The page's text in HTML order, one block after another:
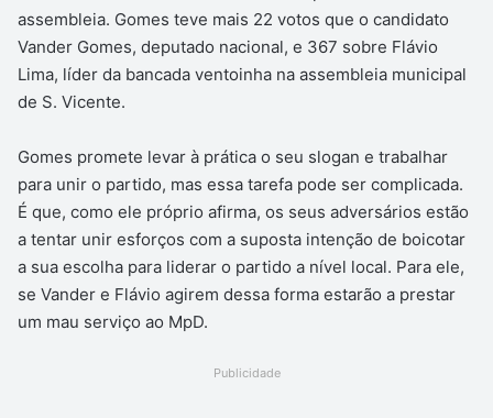
assembleia. Gomes teve mais 22 votos que o candidato
Vander Gomes, deputado nacional, e 367 sobre Flávio
Lima, líder da bancada ventoinha na assembleia municipal
de S. Vicente.
Gomes promete levar à prática o seu slogan e trabalhar
para unir o partido, mas essa tarefa pode ser complicada.
É que, como ele próprio afirma, os seus adversários estão
a tentar unir esforços com a suposta intenção de boicotar
a sua escolha para liderar o partido a nível local. Para ele,
se Vander e Flávio agirem dessa forma estarão a prestar
um mau serviço ao MpD.
Publicidade